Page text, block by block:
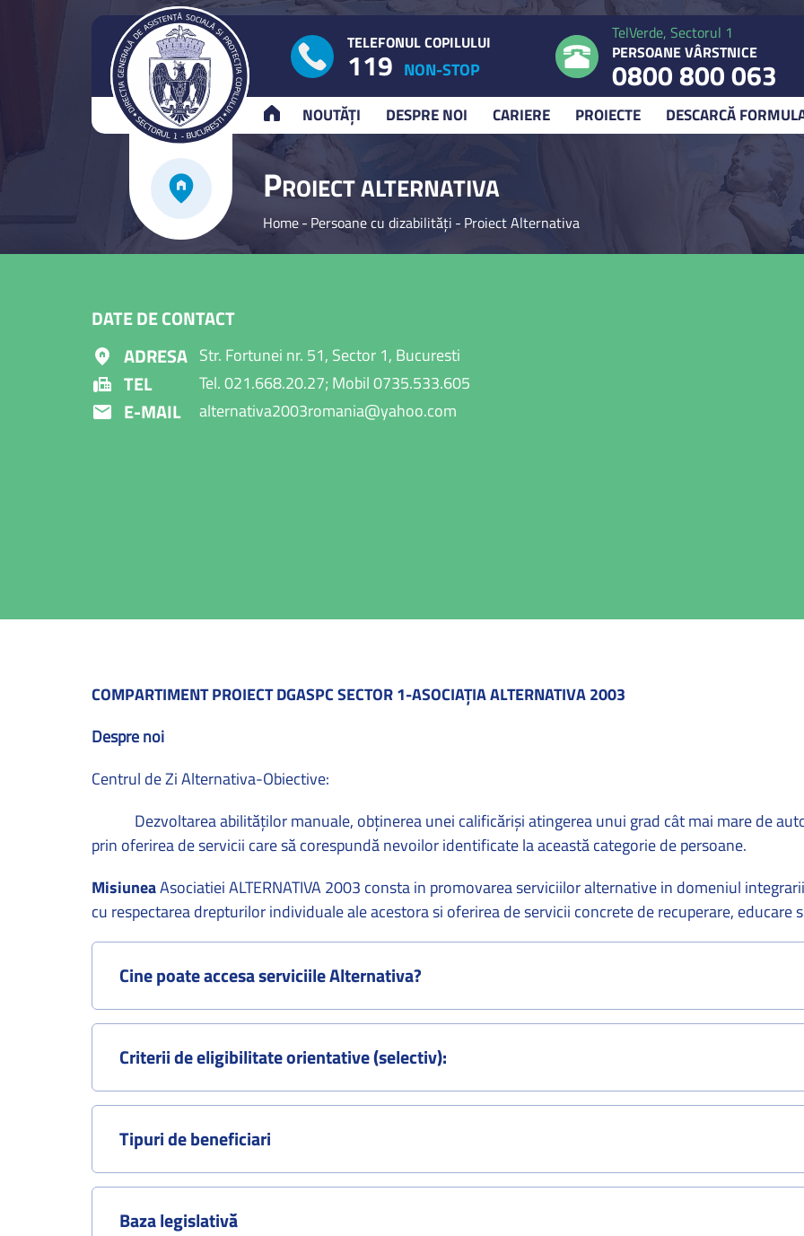
ACASĂNOUTĂȚI DESPRE NOI CARIERE PROIECTE DESCARCĂ
TELEFONUL COPILULUI
119 NON-STOP
TelVerde, Sectorul 1
PERSOANE VÂRSTNICE
0800 800 063
PROIECT ALTERNATIVA
Home- Persoane cu dizabilități - Proiect Alternativa
DATE DE CONTACT
ADRESA Str. Fortunei nr. 51, Sector 1, Bucuresti
TEL Tel. 021.668.20.27; Mobil 0735.533.605
E-MAIL alternativa2003romania@yahoo.com
COMPARTIMENT PROIECT DGASPC SECTOR 1-ASOCIAŢIA ALTERNATIVA 2003
Despre noi
Centrul de Zi Alternativa-Obiective:
Dezvoltarea abilităţilor manuale, obţinerea unei calificărişi atingerea unui grad cât mai mare de
prin oferirea de servicii care să corespundă nevoilor identificate la această categorie de persoane.
MisiuneaAsociatiei ALTERNATIVA 2003 consta in promovarea serviciilor alternative in domeniul
cu respectarea drepturilor individuale ale acestora si oferirea de servicii concrete de recuperare, educare
Cine poate accesa serviciile Alternativa?
Criterii de eligibilitate orientative (selectiv):
Tipuri de beneficiari
Baza legislativă